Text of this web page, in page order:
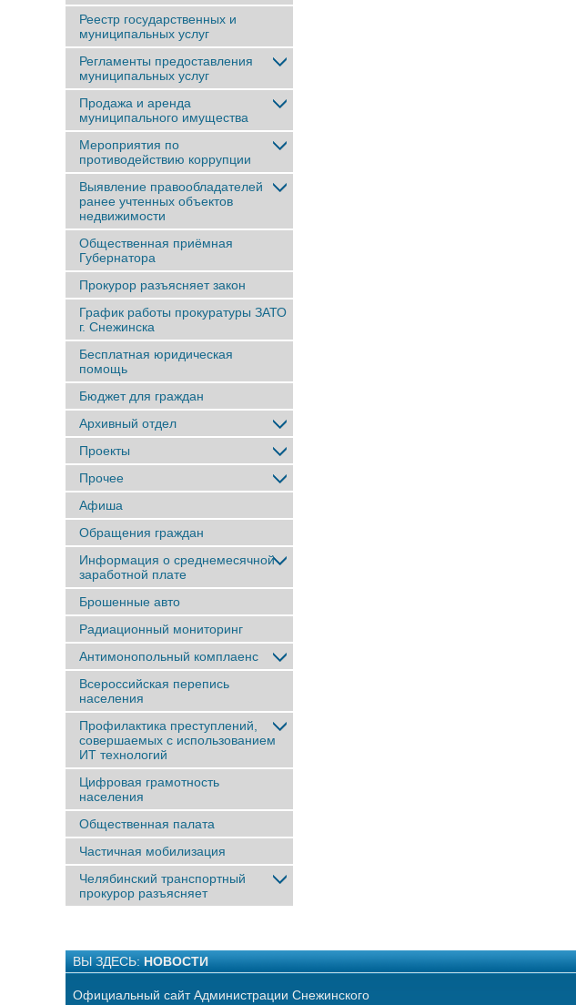
Реестр государственных и
муниципальных услуг
Регламенты предоставления
муниципальных услуг
Продажа и аренда
муниципального имущества
Мероприятия по
противодействию коррупции
Выявление правообладателей
ранее учтенныx объектов
недвижимости
Общественная приёмная
Губернатора
Прокурор разъясняет закон
График работы прокуратуры ЗАТО
г. Снежинска
Бесплатная юридическая
помощь
Бюджет для граждан
Архивный отдел
Проекты
Прочее
Афиша
Обращения граждан
Информация о среднемесячной
заработной плате
Брошенные авто
Радиационный мониторинг
Антимонопольный комплаенс
Всероссийская перепись
населения
Профилактика преступлений,
совершаемых с использованием
ИТ технологий
Цифровая грамотность
населения
Общественная палата
Частичная мобилизация
Челябинский транспортный
прокурор разъясняет
ВЫ ЗДЕСЬ: НОВОСТИ
Официальный сайт Администрации Снежинского